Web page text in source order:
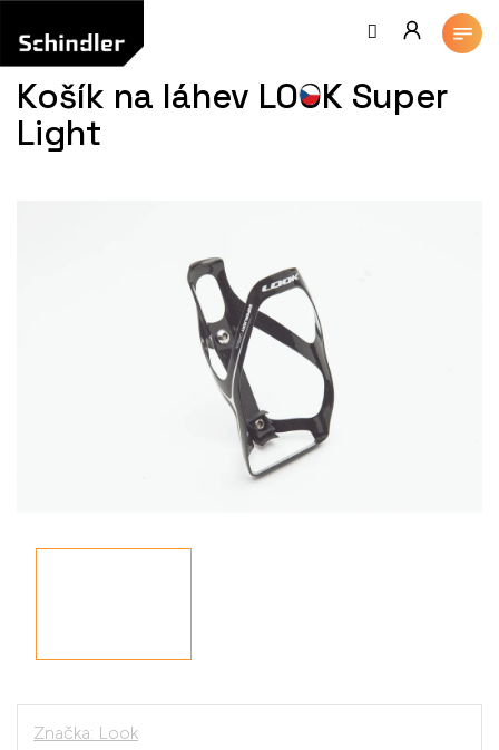
obsah
Košík na láhev LOOK Super
Light
Značka: Look